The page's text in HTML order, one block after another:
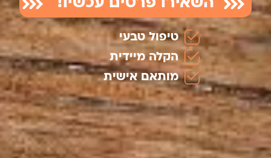
טיפול טבעי
הקלה מיידית
מותאם אישית